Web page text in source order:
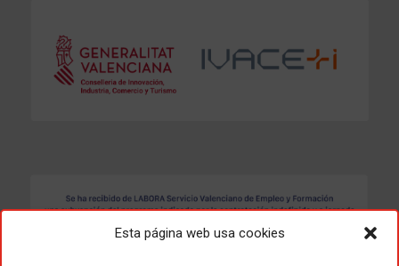
Esta página web usa cookies